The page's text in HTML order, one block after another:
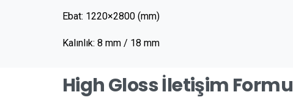
Ebat: 1220×2800 (mm)
Kalınlık: 8 mm / 18 mm
High Gloss İletişim Formu